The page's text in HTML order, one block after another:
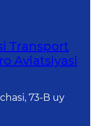
Transport
Aviatsiyasi
73-B uу